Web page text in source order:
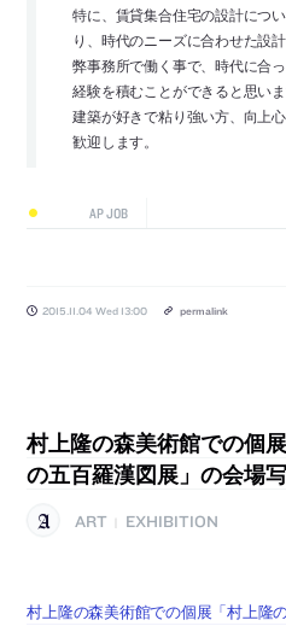
特に、賃貸集合住宅の設計につ
り、時代のニーズに合わせた設
弊事務所で働く事で、時代に合
経験を積むことができると思いま
建築が好きで粘り強い方、向上
歓迎します。
AP JOB
2015.11.04 Wed 13:00 permalink
村上隆の森美術館での個
の五百羅漢図展」の会場
ART EXHIBITION
村上隆の森美術館での個展「村上隆